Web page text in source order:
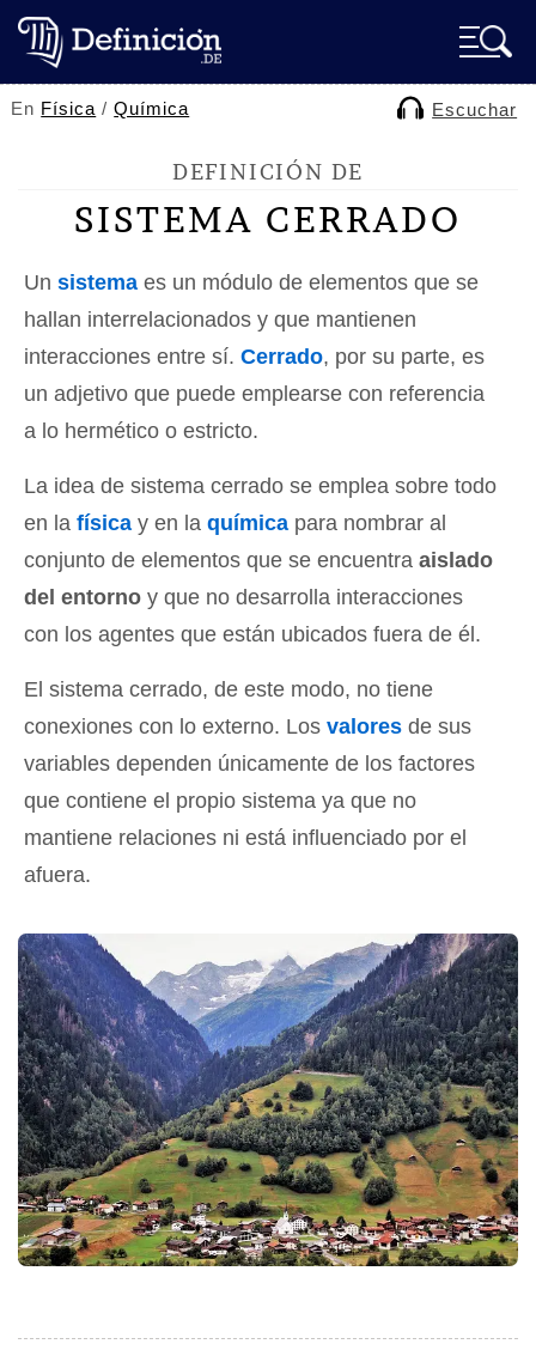
En Física /Química Escuchar
DEFINICIÓN DE
SISTEMA CERRADO
Un sistema es un módulo de elementos que se
hallan interrelacionados y que mantienen
interacciones entre sí. Cerrado, por su parte, es
un adjetivo que puede emplearse con referencia
a lo hermético o estricto.
La idea de sistema cerrado se emplea sobre todo
en la física y en la química para nombrar al
conjunto de elementos que se encuentra aislado
del entorno y que no desarrolla interacciones
con los agentes que están ubicados fuera de él.
El sistema cerrado, de este modo, no tiene
conexiones con lo externo. Los valores de sus
variables dependen únicamente de los factores
que contiene el propio sistema ya que no
mantiene relaciones ni está influenciado por el
afuera.